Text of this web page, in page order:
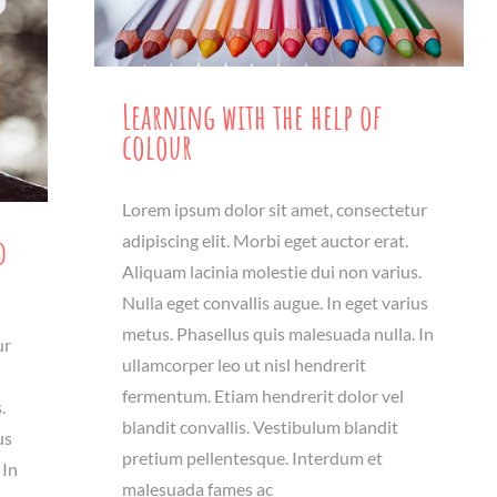
Learning with the help of
colour
Lorem ipsum dolor sit amet, consectetur
adipiscing elit. Morbi eget auctor erat.
Aliquam lacinia molestie dui non varius.
Nulla eget convallis augue. In eget varius
metus. Phasellus quis malesuada nulla. In
ullamcorper leo ut nisl hendrerit
fermentum. Etiam hendrerit dolor vel
blandit convallis. Vestibulum blandit
pretium pellentesque. Interdum et
malesuada fames ac